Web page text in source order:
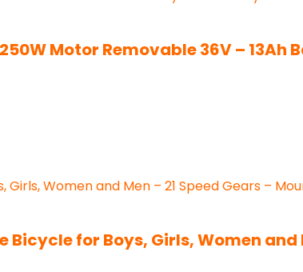
Motor Removable 36V – 13Ah
for Boys, Girls, Women and